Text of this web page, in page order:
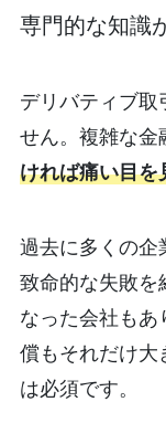
専門的な知識
デリバティブ取
せん。複雑な金
ければ痛い目を
過去に多くの企
致命的な失敗を
なった会社も
償もそれだけ大
は必須です。